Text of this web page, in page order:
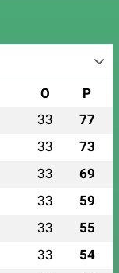
O P
33 77
33 73
33 69
33 59
33 55
33 54